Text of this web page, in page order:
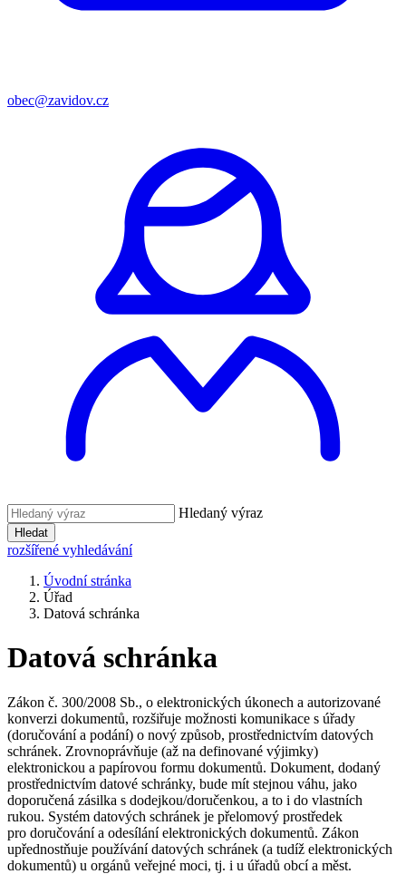
obec@zavidov.cz
Hledaný výraz
Hledat
rozšířené vyhledávání
Úvodní stránka
Úřad
Datová schránka
Datová schránka
Zákon č. 300/2008 Sb., o elektronických úkonech a autorizované
konverzi dokumentů, rozšiřuje možnosti komunikace s úřady
(doručování a podání) o nový způsob, prostřednictvím datových
schránek. Zrovnoprávňuje (až na definované výjimky)
elektronickou a papírovou formu dokumentů. Dokument, dodaný
prostřednictvím datové schránky, bude mít stejnou váhu, jako
doporučená zásilka s dodejkou/doručenkou, a to i do vlastních
rukou. Systém datových schránek je přelomový prostředek
pro doručování a odesílání elektronických dokumentů. Zákon
upřednostňuje používání datových schránek (a tudíž elektronických
dokumentů) u orgánů veřejné moci, tj. i u úřadů obcí a měst.